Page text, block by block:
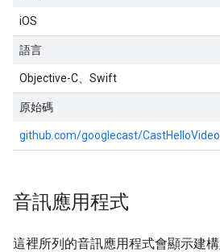
iOS
語言
Objective-C、Swift
原始碼
github.com/googlecast/
音訊應用程式
這裡所列的音訊應用程式會顯示建